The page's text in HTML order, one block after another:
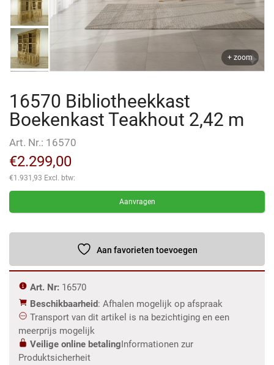
+ zoom
16570 Bibliotheekkast
Boekenkast Teakhout 2,42 m
Art. Nr.: 16570
€2.299,00
€1.931,93 Excl. btw:
Aanvragen
Aan favorieten toevoegen
Art. Nr: 16570
Beschikbaarheid: Afhalen mogelijk op afspraak
Transport van dit artikel is na bezichtiging en een
meerprijs mogelijk
Veilige online betalingInformationen zur
Produktsicherheit